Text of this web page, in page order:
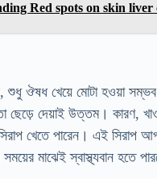
Red spots on skin
শুধু ঔষধ খেয়ে মোটা হওয়া
ছেড়ে দেয়াই উত্তম। কারণ,
খেতে পারেন। এই সিরাপ
মাঝেই স্বাস্থ্যবান হতে